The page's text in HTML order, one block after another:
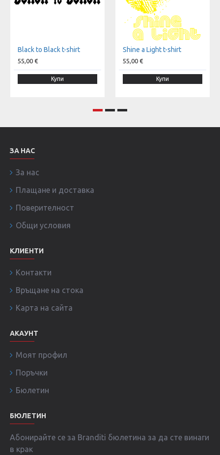
Black to Black t-shirt
55,00 €
Купи
Shine a Light t-shirt
55,00 €
Купи
ЗА НАС
За нас
Плащане и доставка
Поверителност
Общи условия
КЛИЕНТИ
Контакти
Връщане на стока
Карта на сайта
АКАУНТ
Моят профил
Поръчки
Бюлетин
БЮЛЕТИН
Абонирайте се за Branditi бюлетина за да сте винаги
в крак